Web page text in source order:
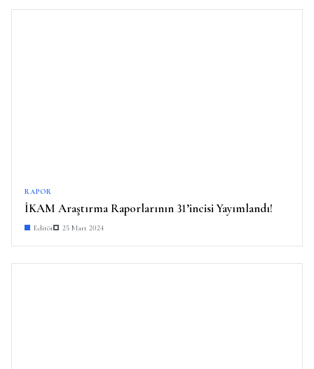
RAPOR
İKAM Araştırma Raporlarının 31’incisi Yayımlandı!
Editör 25 Mart 2024